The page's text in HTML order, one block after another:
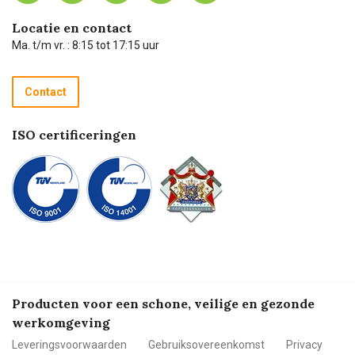
Hulp op afstand
Technische dienst
Recycle programma
Betalen
Carel de podcast
Locatie en contact
Ma. t/m vr. : 8:15 tot 17:15 uur
Contact
ISO certificeringen
Producten voor een schone, veilige en gezonde
werkomgeving
Leveringsvoorwaarden Gebruiksovereenkomst Privacy